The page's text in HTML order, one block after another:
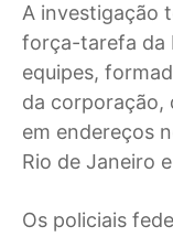
A investigação
força-tarefa da
equipes,
da corporação,
em endereços
Rio de Janeiro
Os policiais